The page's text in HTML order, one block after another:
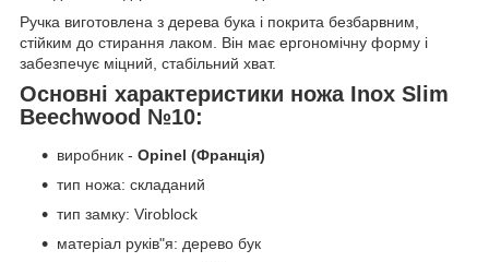
Ручка виготовлена з дерева бука і покрита безбарвним,
стійким до стирання лаком. Він має ергономічну форму і
забезпечує міцний, стабільний хват.
Основні характеристики ножа Inox Slim
Beechwood №10:
виробник - Opinel (Франція)
тип ножа: складаний
тип замку: Viroblock
матеріал руків"я: дерево бук